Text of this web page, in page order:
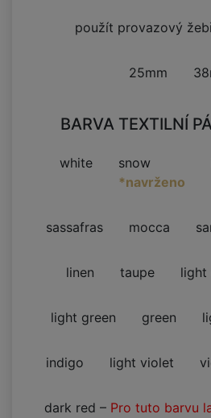
25mm
použít provazový
BARVA TEXTILNÍ
white
snow
*navrženo
sassafras mocca
linen taupe light
light green green
indigo light violet
dark red – Pro tuto barvu